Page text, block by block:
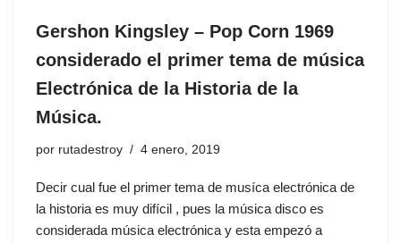
Gershon Kingsley ‎– Pop Corn 1969
considerado el primer tema de música
Electrónica de la Historia de la
Música.
por rutadestroy 4 enero, 2019
Decir cual fue el primer tema de musíca electrónica de
la historia es muy difícil , pues la música disco es
considerada música electrónica y esta empezó a